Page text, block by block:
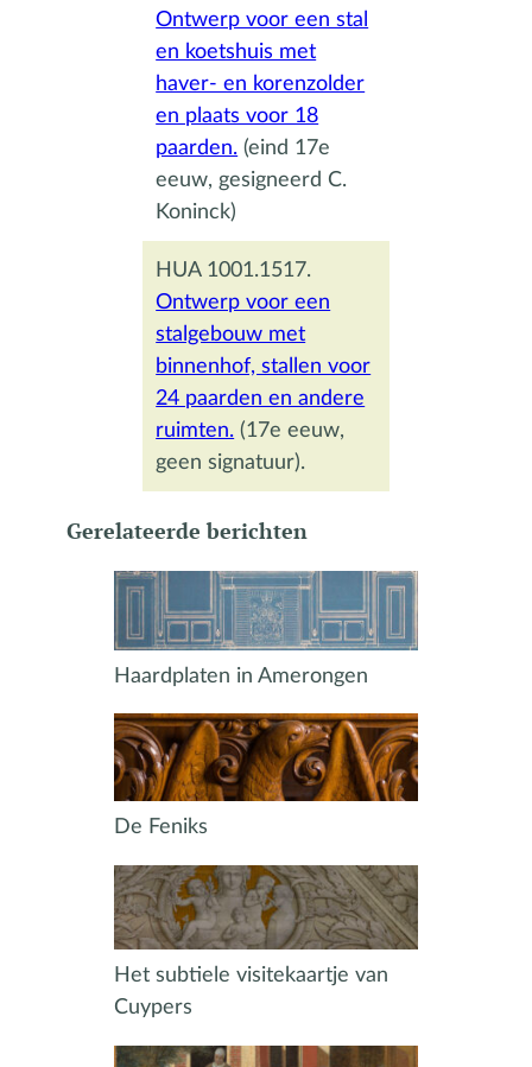
Ontwerp voor een stal
en koetshuis met
haver- en korenzolder
en plaats voor 18
paarden. (eind 17e
eeuw, gesigneerd C.
Koninck)
HUA 1001.1517.
Ontwerp voor een
stalgebouw met
binnenhof, stallen voor
24 paarden en andere
ruimten. (17e eeuw,
geen signatuur).
Gerelateerde berichten
Haardplaten in Amerongen
De Feniks
Het subtiele visitekaartje van
Cuypers